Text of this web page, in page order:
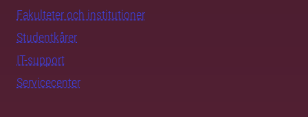
Fakulteter och institutioner
Studentkårer
IT-support
Servicecenter